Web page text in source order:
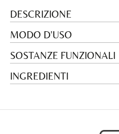
DESCRIZIONE
MODO D'USO
SOSTANZE FUNZIONALI
INGREDIENTI